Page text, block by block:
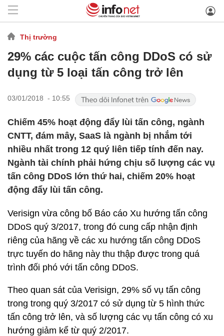
Thị trường
29% các cuộc tấn công DDoS có sử
dụng từ 5 loại tấn công trở lên
03/01/2018 - 10:55
Chiếm 45% hoạt động đẩy lùi tấn công, ngành
CNTT, đám mây, SaaS là ngành bị nhắm tới
nhiều nhất trong 12 quý liên tiếp tính đến nay.
Ngành tài chính phải hứng chịu số lượng các vụ
tấn công DDoS lớn thứ hai, chiếm 20% hoạt
động đẩy lùi tấn công.
Verisign vừa công bố Báo cáo Xu hướng tấn công
DDoS quý 3/2017, trong đó cung cấp nhận định
riêng của hãng về các xu hướng tấn công DDoS
trực tuyến do hãng này thu thập được trong quá
trình đối phó với tấn công DDoS.
Theo quan sát của Verisign, 29% số vụ tấn công
trong trong quý 3/2017 có sử dụng từ 5 hình thức
tấn công trở lên, và số lượng các vụ tấn công có xu
hướng giảm kể từ quý 2/2017.